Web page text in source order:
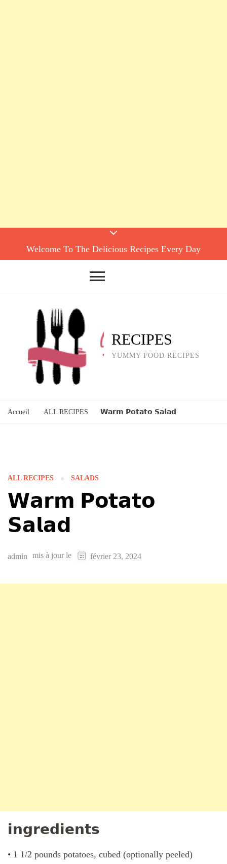
Welcome To The Delicious Recipes Every Day
RECIPES
YUMMY FOOD RECIPES
Accueil ALL RECIPES 𝗪𝗮𝗿𝗺 𝗣𝗼𝘁𝗮𝘁𝗼 𝗦𝗮𝗹𝗮𝗱
ALL RECIPES SALADS
𝗪𝗮𝗿𝗺 𝗣𝗼𝘁𝗮𝘁𝗼
𝗦𝗮𝗹𝗮𝗱
admin mis à jour le février 23, 2024
𝗶𝗻𝗴𝗿𝗲𝗱𝗶𝗲𝗻𝘁𝘀
• 1 1/2 pounds potatoes, cubed (optionally peeled)